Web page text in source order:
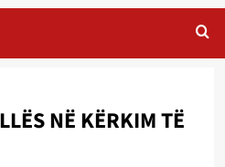
NË KËRKIM TË